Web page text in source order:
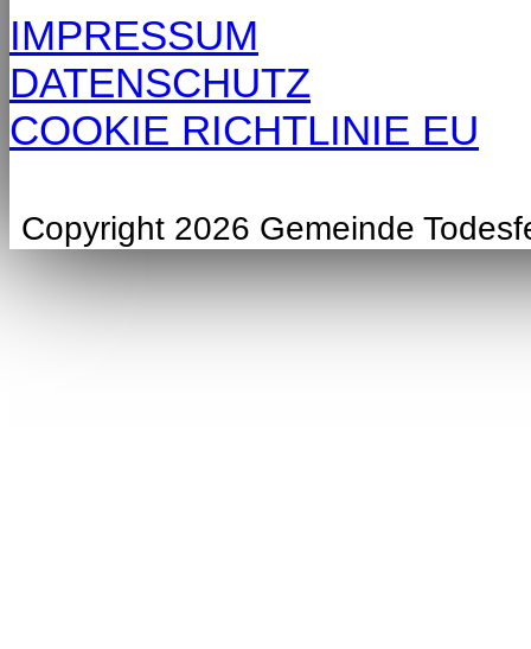
IMPRESSUM
DATENSCHUTZ
COOKIE RICHTLINIE EU
Copyright 2026 Gemeinde